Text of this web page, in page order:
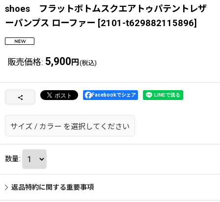
shoes フラットボトムスクエアトゥパテントレザ
ーパンプス ローファー [2101-t629882115896]
販売価格: 5,900 円 (税込)
Facebookでシェア
サイズ / カラー を選択してください
数量:
返品特約に関する重要事項